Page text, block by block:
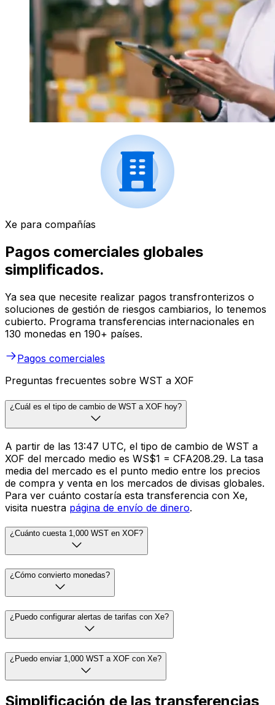
Xe para compañías
Pagos comerciales globales
simplificados.
Ya sea que necesite realizar pagos transfronterizos o
soluciones de gestión de riesgos cambiarios, lo tenemos
cubierto. Programa transferencias internacionales en
130 monedas en 190+ países.
Pagos comerciales
Preguntas frecuentes sobre WST a XOF
¿Cuál es el tipo de cambio de WST a XOF hoy?
A partir de las 13:47 UTC, el tipo de cambio de WST a
XOF del mercado medio es WS$1 = CFA208.29. La tasa
media del mercado es el punto medio entre los precios
de compra y venta en los mercados de divisas globales.
Para ver cuánto costaría esta transferencia con Xe,
visita nuestra página de envío de dinero.
¿Cuánto cuesta 1,000 WST en XOF?
¿Cómo convierto monedas?
¿Puedo configurar alertas de tarifas con Xe?
¿Puedo enviar 1,000 WST a XOF con Xe?
Simplificación de las transferencias